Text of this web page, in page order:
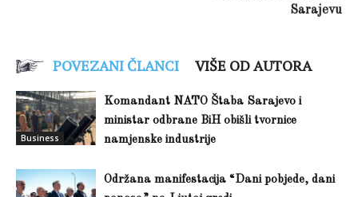
Sarajevu
POVEZANI ČLANCI VIŠE OD AUTORA
Business
Komandant NATO Štaba Sarajevo i
ministar odbrane BiH obišli tvornice
namjenske industrije
Održana manifestacija “Dani pobjede, dani